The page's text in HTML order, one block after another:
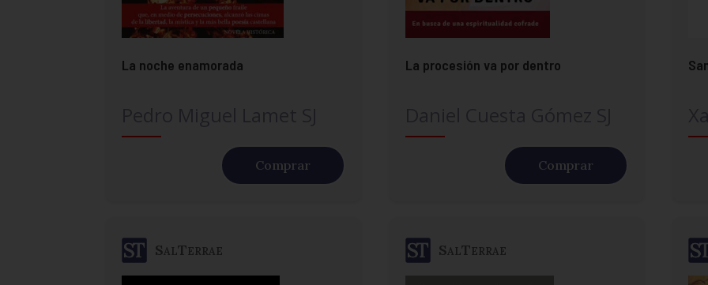
La noche enamorada
Comprar
La procesión va por dentro
Comprar
SalTerrae SalTerrae